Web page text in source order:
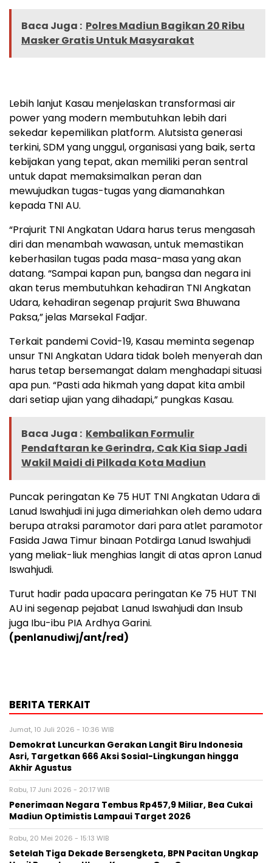
Baca Juga : Polres Madiun Bagikan 20 Ribu
Masker Gratis Untuk Masyarakat
Lebih lanjut Kasau menjelaskan transformasi air
power yang modern membutuhkan lebih dari
sekedar kepemilikan platform. Alutsista generasi
terkini, SDM yang unggul, organisasi yang baik, serta
kebijakan yang tepat, akan memiliki peran sentral
untuk dapat memaksimalkan peran dan
mewujudkan tugas-tugas yang diamanahkan
kepada TNI AU.
“Prajurit TNI Angkatan Udara harus terus mengasah
diri dan menambah wawasan, untuk memastikan
keberhasilan tugas pada masa-masa yang akan
datang. “Sampai kapan pun, bangsa dan negara ini
akan terus membutuhkan kehadiran TNI Angkatan
Udara, kehadiran segenap prajurit Swa Bhuwana
Paksa,” jelas Marsekal Fadjar.
Terkait pandemi Covid-19, Kasau meminta segenap
unsur TNI Angkatan Udara tidak boleh menyerah dan
harus tetap bersemangat dalam menghadapi situasi
apa pun. “Pasti ada hikmah yang dapat kita ambil
dari setiap ujian yang dihadapi,” pungkas Kasau.
Baca Juga : Kembalikan Formulir
Pendaftaran ke Gerindra, Cak Kia Siap Jadi
Wakil Maidi di Pilkada Kota Madiun
Puncak peringatan Ke 75 HUT TNI Angkatan Udara di
Lanud Iswahjudi ini juga dimeriahkan oleh demo udara
berupa atraksi paramotor dari para atlet paramotor
Fasida Jawa Timur binaan Potdirga Lanud Iswahjudi
yang meliak-liuk menghias langit di atas apron Lanud
Iswahjudi.
Turut hadir pada upacara peringatan Ke 75 HUT TNI
AU ini segenap pejabat Lanud Iswahjudi dan Insub
juga Ibu-ibu PIA Ardhya Garini.
(penlanudiwj/ant/red)
BERITA TERKAIT
Jumat, 10 Juli 2026 - 10:36 WIB
Demokrat Luncurkan Gerakan Langit Biru Indonesia
Asri, Targetkan 666 Aksi Sosial-Lingkungan hingga
Akhir Agustus
Rabu, 17 Juni 2026 - 20:17 WIB
Penerimaan Negara Tembus Rp457,9 Miliar, Bea Cukai
Madiun Optimistis Lampaui Target 2026
Rabu, 20 Mei 2026 - 15:13 WIB
Setelah Tiga Dekade Bersengketa, BPN Pacitan Ungkap